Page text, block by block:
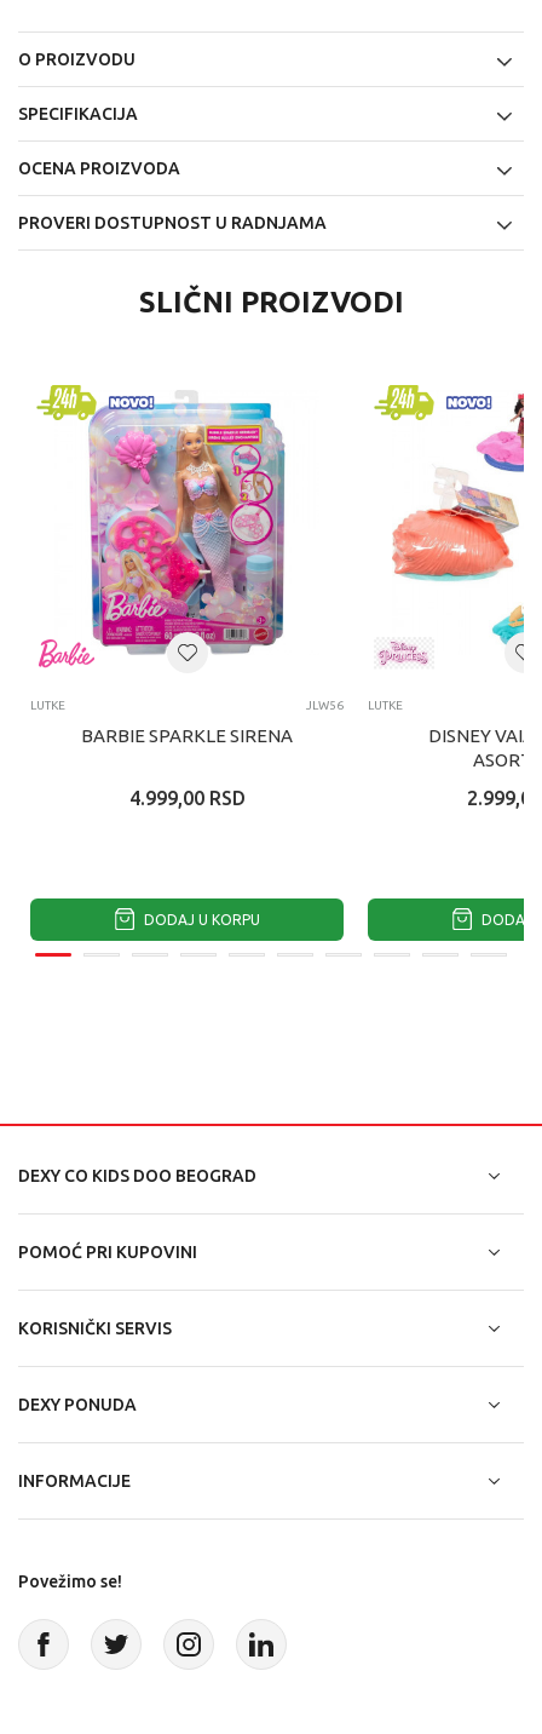
O PROIZVODU
SPECIFIKACIJA
OCENA PROIZVODA
PROVERI DOSTUPNOST U RADNJAMA
SLIČNI PROIZVODI
LUTKE JLW56
BARBIE SPARKLE SIRENA
4.999,00 RSD
DODAJ U KORPU
LUTKE
DISNEY
2.999,00
DODAJ
DEXY CO KIDS DOO BEOGRAD
POMOĆ PRI KUPOVINI
KORISNIČKI SERVIS
DEXY PONUDA
INFORMACIJE
Povežimo se!